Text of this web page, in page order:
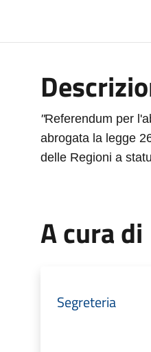
"Referendum per
abrogata la legge
delle Regioni a
A cura di
Segreteria